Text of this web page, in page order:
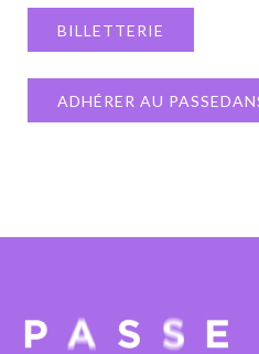
BILLETTERIE
ADHÉRER AU